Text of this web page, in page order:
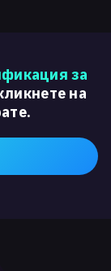
за
на